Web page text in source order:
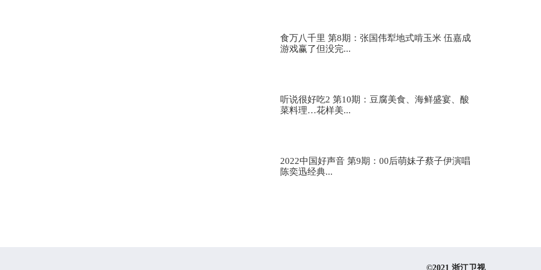
赖美云张赫宣《自娱自乐》 天赐的声音3第11期
食万八千里 第8期：张国伟犁地式啃玉米 伍嘉成
游戏赢了但没完...
听说很好吃2 第10期：豆腐美食、海鲜盛宴、酸
菜料理…花样美...
2022中国好声音 第9期：00后萌妹子蔡子伊演唱
陈奕迅经典...
©2021 浙江卫视